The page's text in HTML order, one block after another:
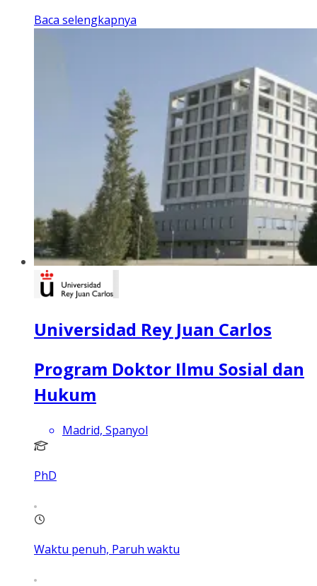
Baca selengkapnya
Universidad Rey Juan Carlos
Program Doktor Ilmu Sosial dan
Hukum
Madrid, Spanyol
PhD
Waktu penuh, Paruh waktu